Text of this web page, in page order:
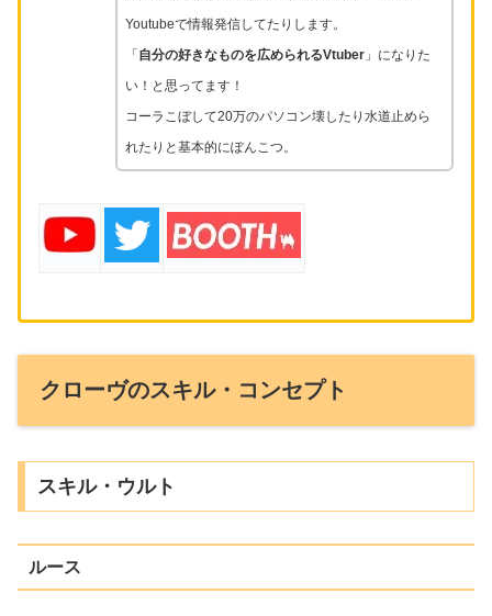
Youtubeで情報発信してたりします。
「 自分の好きなものを広められるVtuber 」になりた
い！と思ってます！
コーラこぼして20万のパソコン壊したり水道止めら
れたりと基本的にぽんこつ。
クローヴのスキル・コンセプト
スキル・ウルト
ルース